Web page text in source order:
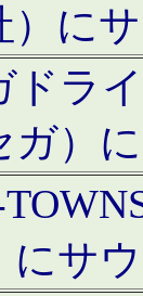
）に
ドラ
ガ）
にサ